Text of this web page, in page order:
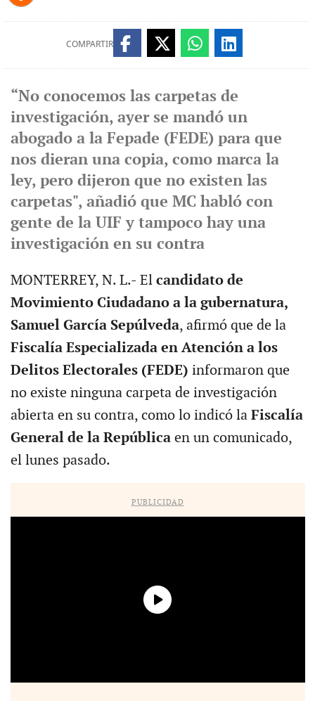
COMPARTIR
“No conocemos las carpetas de
investigación, ayer se mandó un
abogado a la Fepade (FEDE) para que
nos dieran una copia, como marca la
ley, pero dijeron que no existen las
carpetas", añadió que MC habló con
gente de la UIF y tampoco hay una
investigación en su contra
MONTERREY, N. L.- El candidato de
Movimiento Ciudadano a la gubernatura,
Samuel García Sepúlveda, afirmó que de la
Fiscalía Especializada en Atención a los
Delitos Electorales (FEDE) informaron que
no existe ninguna carpeta de investigación
abierta en su contra, como lo indicó la Fiscalía
General de la Repúblicaen un comunicado,
el lunes pasado.
PUBLICIDAD